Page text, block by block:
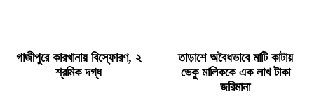
গাজীপুরে কারখানায় বিস্ফোরণ, ২
শ্রমিক দগ্ধ
তাড়াশে অবৈধভাবে মাটি কাটায়
ভেকু মালিককে এক লাখ টাকা
জরিমানা